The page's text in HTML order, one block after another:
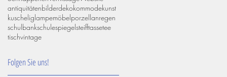
antiquitätenbilderdekokommodekunst
kuscheliglampemöbelporzellanregen
schulbankschulespiegelsteifftassetee
tischvintage
Folgen Sie uns!